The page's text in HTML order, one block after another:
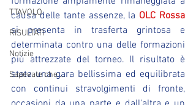
T.TAVOLO
RISULTATI
Notizie
Sapevate che ...
causa delle tante assenze, la OLC Rossa
si presenta in trasferta grintosa e
determinata contro una delle formazioni
più attrezzate del torneo. Il risultato è
stata una gara bellissima ed equilibrata
con continui stravolgimenti di fronte,